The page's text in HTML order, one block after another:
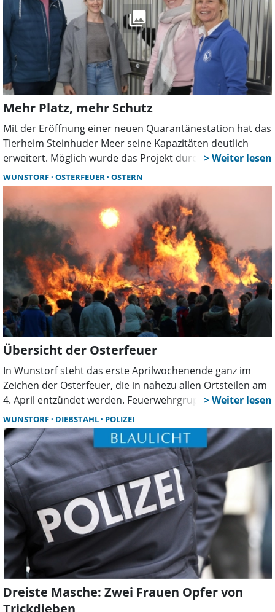
Mehr Platz, mehr Schutz
Mit der Eröffnung einer neuen Quarantänestation hat das
Tierheim Steinhuder Meer seine Kapazitäten deutlich
erweitert. Möglich wurde das Projekt durch Spenden und
Erbschaften. Vertreter aus Politik und Tierschutz
würdigten das Engagement des Vereins.
WUNSTORF OSTERFEUER OSTERN
Übersicht der Osterfeuer
In Wunstorf steht das erste Aprilwochenende ganz im
Zeichen der Osterfeuer, die in nahezu allen Ortsteilen am
4. April entzündet werden. Feuerwehrgruppen, Vereine
und Dorfgemeinschaften laden Besucher zu geselligen
Abenden am Feuer ein – vielerorts ergänzt durch
Imbissangebote und Aktionen für Kinder.
WUNSTORF DIEBSTAHL POLIZEI
Dreiste Masche: Zwei Frauen Opfer von